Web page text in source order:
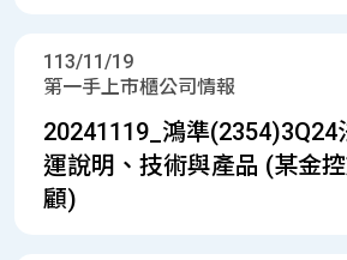
113/11/19
第一手上市櫃公司情報
20241119_鴻準(2354)3Q24
運說明、技術與產品 (某金
顧)